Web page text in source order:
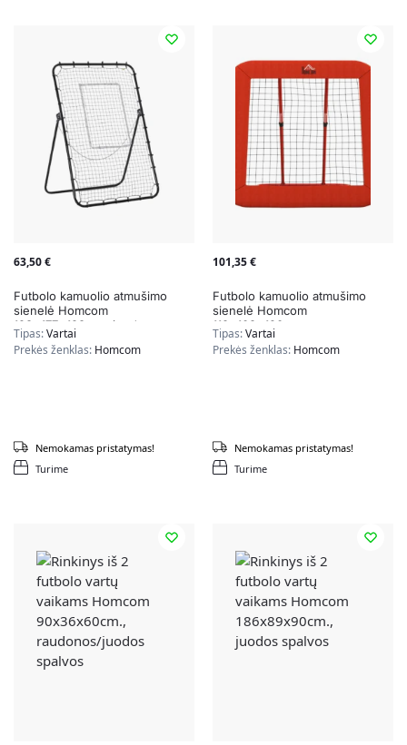
63,50€
Futbolo kamuolio atmušimo
sienelė Homcom
123x177x183cm., juodos
spalvos
Tipas:Vartai
Prekės ženklas: Homcom
Turime
Nemokamas pristatymas!
101,35€
Futbolo kamuolio atmušimo
sienelė Homcom
118x108x120cm.,
raudonos/juodos spalvos
Tipas:Vartai
Prekės ženklas: Homcom
Turime
Nemokamas pristatymas!